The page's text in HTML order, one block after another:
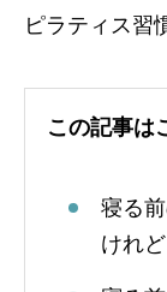
ピラティス習
この記事は
寝る
けれ